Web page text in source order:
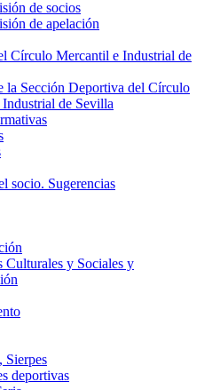
de socios
de apelación
Círculo Mercantil e Industrial de
la Sección Deportiva del Círculo
de Sevilla
socio. Sugerencias
Culturales y Sociales y
Sierpes
deportivas